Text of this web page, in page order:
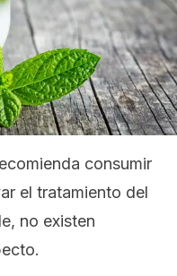
consumir
el tratamiento del
no existen